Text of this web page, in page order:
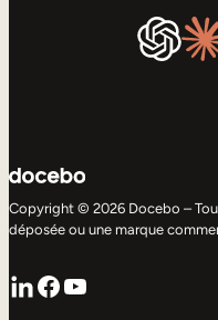
Copyright © 2026 Docebo –
déposée ou une marque
LinkedIn
Facebook
YouTube